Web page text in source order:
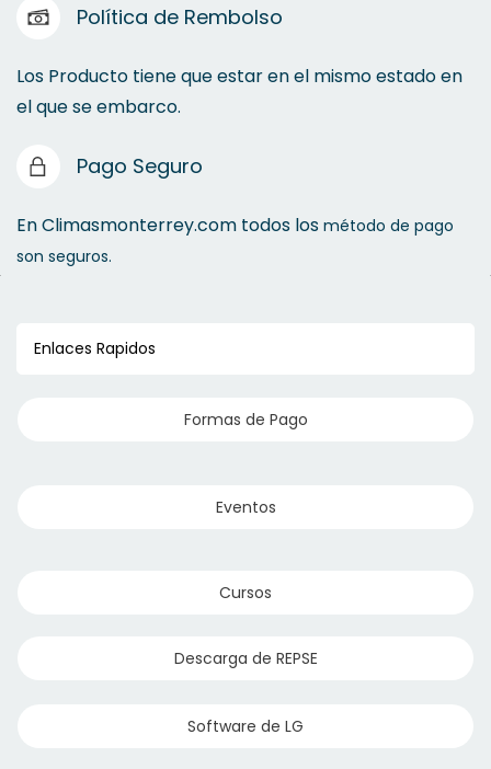
Política de Rembolso
Los Producto tiene que estar en el mismo estado en
el que se embarco.
Pago Seguro
En Climasmonterrey.com todos los método de pago
son seguros.
Enlaces Rapidos
Formas de Pago
Eventos
Cursos
Descarga de REPSE
Software de LG